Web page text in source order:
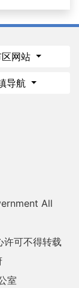
网站
导航
All
许可不得转载
室